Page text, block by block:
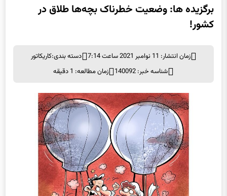
برگزیده ها: وضعیت خطرناک بچه‌ها طلاق در
کشور!
زمان انتشار: 11 نوامبر 2021 ساعت 7:14 دسته بندی:کاریکاتور
شناسه خبر: 140092
زمان مطالعه: 1 دقیقه